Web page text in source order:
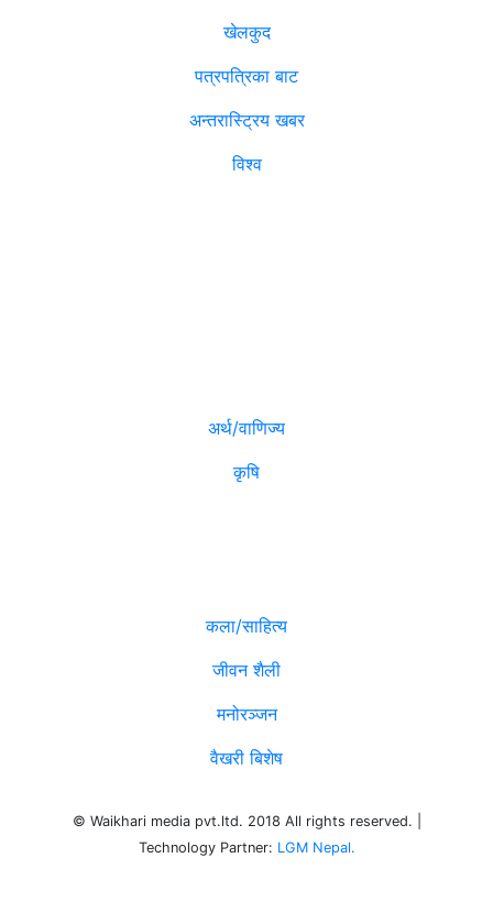
खेलकुद
पत्रपत्रिका बाट
अन्तरास्ट्रिय खबर
विश्व
अर्थ/वाणिज्य
कृषि
कला/साहित्य
जीवन शैली
मनोरञ्जन
वैखरी बिशेष
© Waikhari media pvt.ltd. 2018 All rights reserved. |
Technology Partner: LGM Nepal.